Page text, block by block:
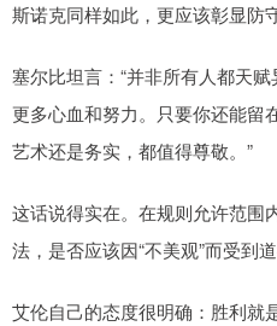
斯诺克同样如此，更应该彰显防
塞尔比坦言：“并非所有人都天
更多心血和努力。只要你还能留
艺术还是务实，都值得尊敬。”
这话说得实在。在规则允许范围
法，是否应该因“不美观”而受到
艾伦自己的态度很明确：胜利就